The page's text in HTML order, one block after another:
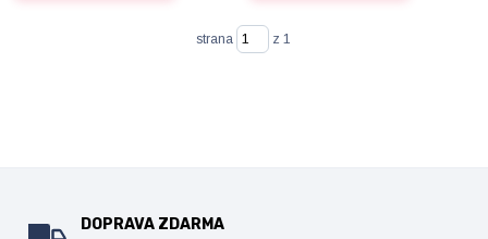
strana z 1
DOPRAVA ZDARMA